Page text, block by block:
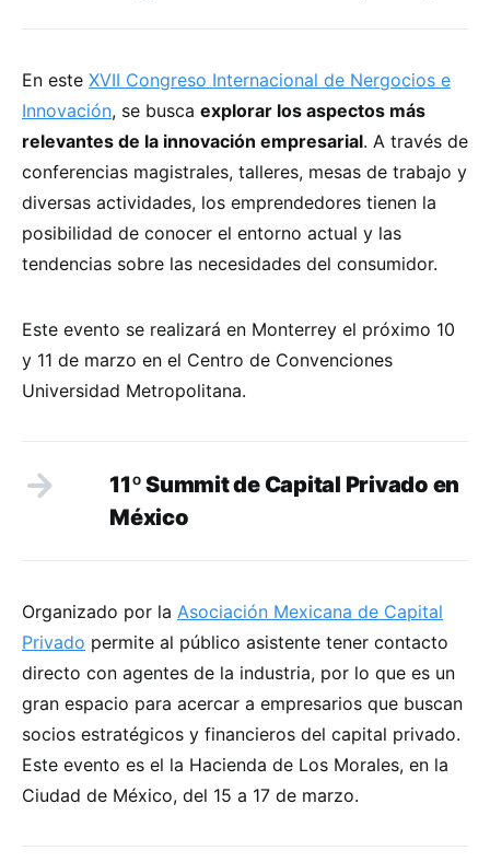
En este XVII Congreso Internacional de Nergocios e
Innovación, se busca explorar los aspectos más
relevantes de la innovación empresarial. A través de
conferencias magistrales, talleres, mesas de trabajo y
diversas actividades, los emprendedores tienen la
posibilidad de conocer el entorno actual y las
tendencias sobre las necesidades del consumidor.
Este evento se realizará en Monterrey el próximo 10
y 11 de marzo en el Centro de Convenciones
Universidad Metropolitana.
11º Summit de Capital Privado en
México
Organizado por la Asociación Mexicana de Capital
Privado permite al público asistente tener contacto
directo con agentes de la industria, por lo que es un
gran espacio para acercar a empresarios que buscan
socios estratégicos y financieros del capital privado.
Este evento es el la Hacienda de Los Morales, en la
Ciudad de México, del 15 a 17 de marzo.